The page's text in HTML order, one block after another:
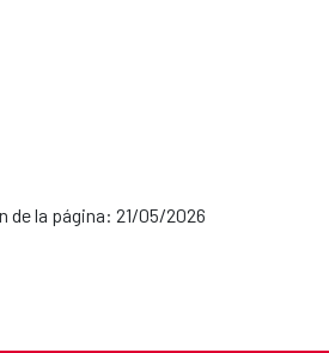
de la página: 21/05/2026